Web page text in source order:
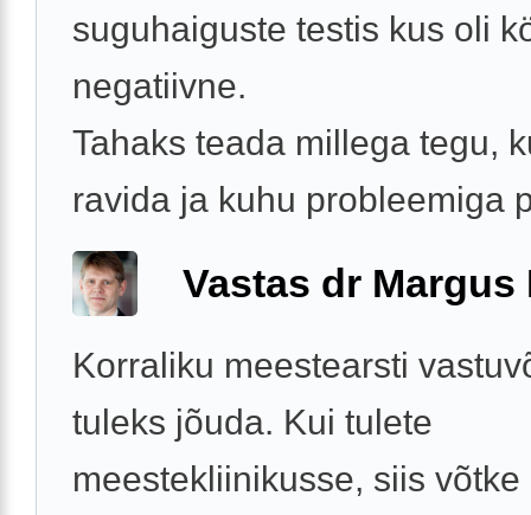
suguhaiguste testis kus oli
negatiivne.
Tahaks teada millega tegu,
ravida ja kuhu probleemiga
Vastas dr Margus
Korraliku meestearsti
tuleks jõuda. Kui tulete
meestekliinikusse, siis võtke